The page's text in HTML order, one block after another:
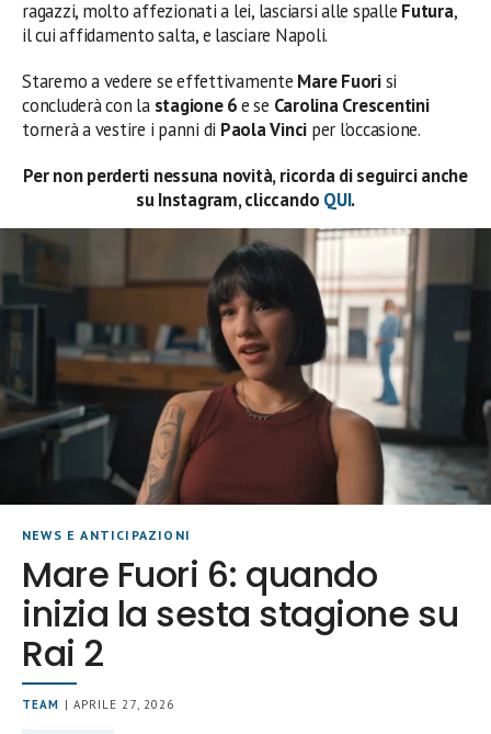
ragazzi, molto affezionati a lei, lasciarsi alle spalle Futura,
il cui affidamento salta, e lasciare Napoli.
Staremo a vedere se effettivamente Mare Fuorisi
concluderà con la stagione 6e se Carolina Crescentini
tornerà a vestire i panni di Paola Vinci per l’occasione.
Per non perderti nessuna novità, ricorda di seguirci anche
su Instagram, cliccando QUI.
NEWS E ANTICIPAZIONI
Mare Fuori 6: quando
inizia la sesta stagione su
Rai 2
TEAM | APRILE 27, 2026